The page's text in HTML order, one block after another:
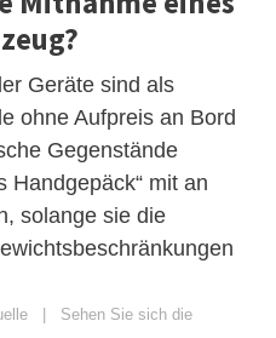
Geräte sind als
ohne Aufpreis an Bord
Gegenstände
Handgepäck“ mit an
solange sie die
| Sehen Sie sich die